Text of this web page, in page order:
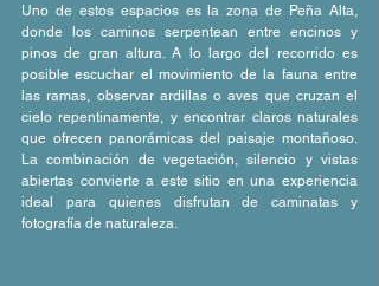
Uno de estos espacios es la zona de Peña Alta,
donde los caminos serpentean entre encinos y
pinos de gran altura. A lo largo del recorrido es
posible escuchar el movimiento de la fauna entre
las ramas, observar ardillas o aves que cruzan el
cielo repentinamente, y encontrar claros naturales
que ofrecen panorámicas del paisaje montañoso.
La combinación de vegetación, silencio y vistas
abiertas convierte a este sitio en una experiencia
ideal para quienes disfrutan de caminatas y
fotografía de naturaleza.